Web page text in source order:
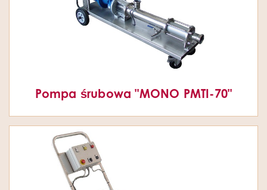
Pompa śrubowa "MONO PMTI-70"